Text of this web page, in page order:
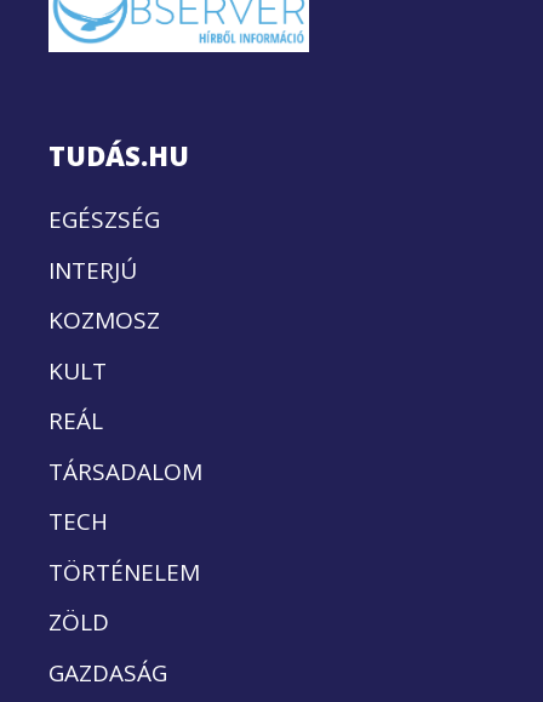
TUDÁS.HU
EGÉSZSÉG
INTERJÚ
KOZMOSZ
KULT
REÁL
TÁRSADALOM
TECH
TÖRTÉNELEM
ZÖLD
GAZDASÁG